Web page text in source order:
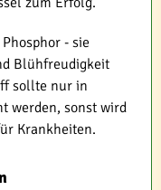
- sie
Blühfreudigkeit
sollte nur in
werden, sonst wird
Krankheiten.